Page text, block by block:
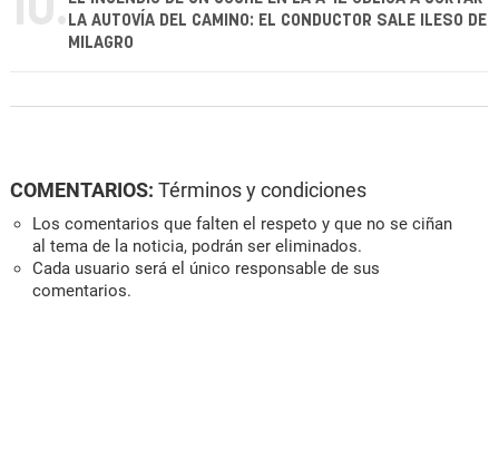
10. LA AUTOVÍA DEL CAMINO: EL CONDUCTOR SALE ILESO DE
MILAGRO
COMENTARIOS: Términos y condiciones
Los comentarios que falten el respeto y que no se ciñan
al tema de la noticia, podrán ser eliminados.
Cada usuario será el único responsable de sus
comentarios.